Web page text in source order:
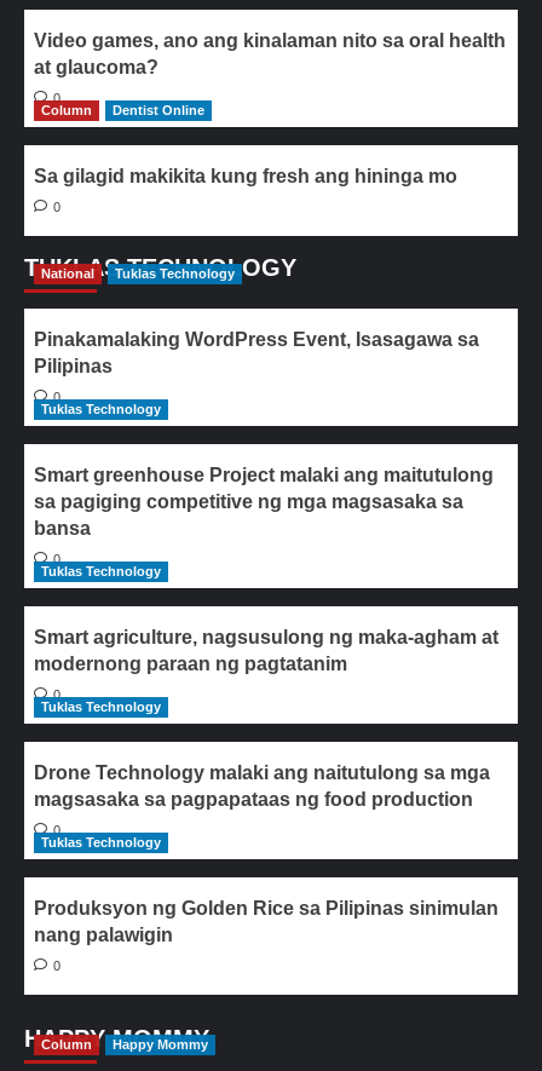
Video games, ano ang kinalaman nito sa oral health
at glaucoma?
0
Column
Dentist Online
Sa gilagid makikita kung fresh ang hininga mo
0
TUKLAS TECHNOLOGY
National Tuklas Technology
Pinakamalaking WordPress Event, Isasagawa sa
Pilipinas
0
Tuklas Technology
Smart greenhouse Project malaki ang maitutulong
sa pagiging competitive ng mga magsasaka sa
bansa
0
Tuklas Technology
Smart agriculture, nagsusulong ng maka-agham at
modernong paraan ng pagtatanim
0
Tuklas Technology
Drone Technology malaki ang naitutulong sa mga
magsasaka sa pagpapataas ng food production
0
Tuklas Technology
Produksyon ng Golden Rice sa Pilipinas sinimulan
nang palawigin
0
HAPPY MOMMY
Column Happy Mommy